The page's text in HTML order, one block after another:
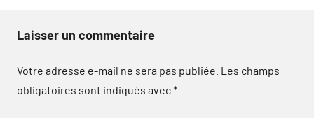
Laisser un commentaire
Votre adresse e-mail ne sera pas publiée. Les champs
obligatoires sont indiqués avec*